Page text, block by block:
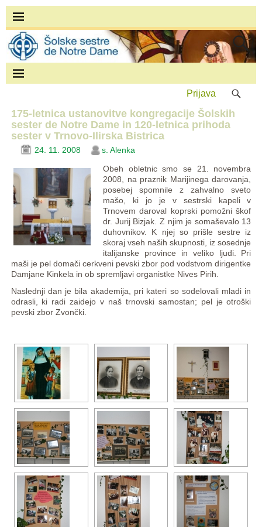
Prijava
175-letnica ustanovitve kongregacije Šolskih
sester de Notre Dame in 120-letnica prihoda
sester v Trnovo-Ilirska Bistrica
24. 11. 2008
s. Alenka
Obeh obletnic smo se 21. novembra
2008, na praznik Marijinega darovanja,
posebej spomnile z zahvalno sveto
mašo, ki jo je v sestrski kapeli v
Trnovem daroval koprski pomožni škof
dr. Jurij Bizjak. Z njim je somaševalo 13
duhovnikov. K njej so prišle sestre iz
skoraj vseh naših skupnosti, iz sosednje
italijanske province in veliko ljudi. Pri
maši je pel domači cerkveni pevski zbor pod vodstvom dirigentke
Damjane Kinkela in ob spremljavi organistke Nives Pirih.
Naslednji dan je bila akademija, pri kateri so sodelovali mladi in
odrasli, ki radi zaidejo v naš trnovski samostan; pel je otroški
pevski zbor Zvončki.